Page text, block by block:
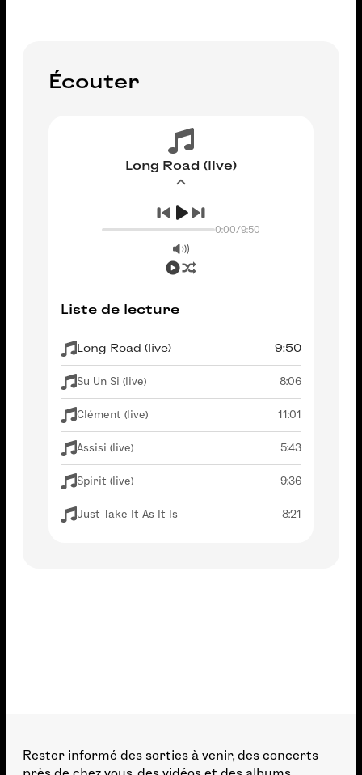
Écouter
Long Road (live)
0:00/9:50
Liste de lecture
Long Road (live) 9:50
Su Un Si (live) 8:06
Clément (live) 11:01
Assisi (live) 5:43
Spirit (live) 9:36
Just Take It As It Is 8:21
Rester informé des sorties à venir, des concerts